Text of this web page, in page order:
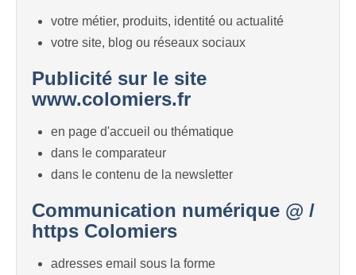
votre métier, produits, identité ou actualité
votre site, blog ou réseaux sociaux
Publicité sur le site
www.colomiers.fr
en page d'accueil ou thématique
dans le comparateur
dans le contenu de la newsletter
Communication numérique @ /
https Colomiers
adresses email sous la forme